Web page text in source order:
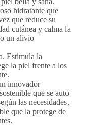
hidratante que
que reduce su
cutánea y calma la
un alivio
Estimula la
la piel frente a los
innovador
que se auto
las necesidades,
que la protege de